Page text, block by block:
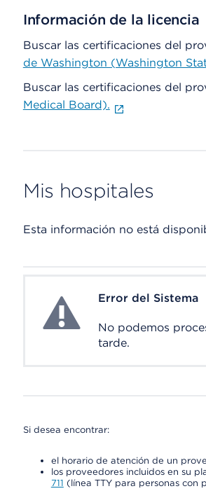
Información de la licencia
Buscar las certificaciones del
de Washington (Washington
Buscar las certificaciones del
Medical Board).
Mis hospitales
Esta información no está
System ErrorError del Sistema
No podemos
tarde.
Si desea encontrar:
el horario de atención de un
los proveedores incluidos en su
711 (línea TTY para personas con